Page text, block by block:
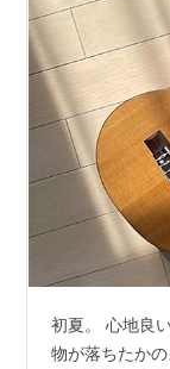
初夏。 心地良
物が落ちたか